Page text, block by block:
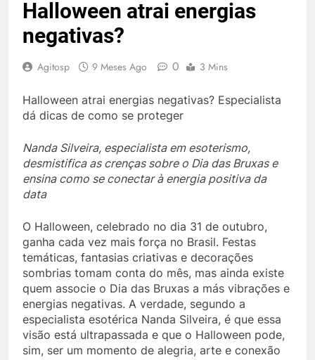
Halloween atrai energias
negativas?
Agitosp 9 Meses Ago 0 3 Mins
Halloween atrai energias negativas? Especialista
dá dicas de como se proteger
Nanda Silveira, especialista em esoterismo,
desmistifica as crenças sobre o Dia das Bruxas e
ensina como se conectar à energia positiva da
data
O Halloween, celebrado no dia 31 de outubro,
ganha cada vez mais força no Brasil. Festas
temáticas, fantasias criativas e decorações
sombrias tomam conta do mês, mas ainda existe
quem associe o Dia das Bruxas a más vibrações e
energias negativas. A verdade, segundo a
especialista esotérica Nanda Silveira, é que essa
visão está ultrapassada e que o Halloween pode,
sim, ser um momento de alegria, arte e conexão